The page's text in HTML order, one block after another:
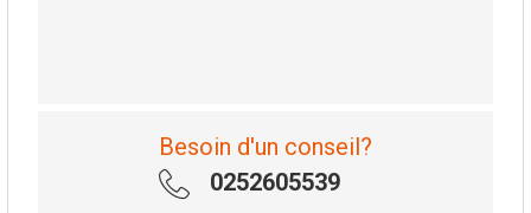
Besoin d'un conseil?
0252605539